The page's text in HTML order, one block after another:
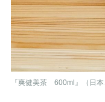
『爽健美茶 600ml』（日本